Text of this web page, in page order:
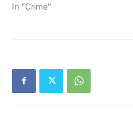
In "Crime"